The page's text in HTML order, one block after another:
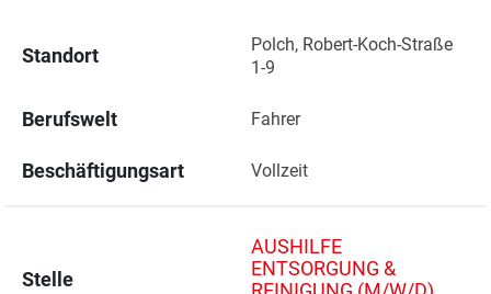
Standort
Polch, Robert-Koch-Straße
1-9
Berufswelt Fahrer
Beschäftigungsart Vollzeit
Stelle
AUSHILFE
ENTSORGUNG &